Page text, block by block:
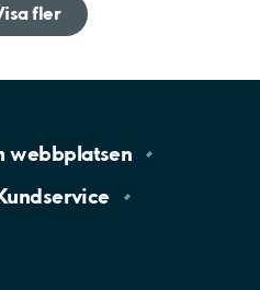
fler
webbplatsen